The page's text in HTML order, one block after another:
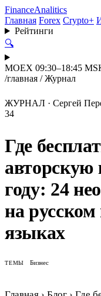
FinanceAnalitics
Главная Forex Crypto+
Рейтинги
🔍
MOEX 09:30–18:45
/главная / Журнал
ЖУРНАЛ · Сергей
34
Где
авторскую
году: 24
на
языках
ТЕМЫ Бизнес